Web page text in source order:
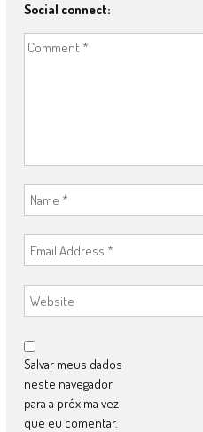
Social connect:
Salvar meus dados
neste navegador
para a próxima vez
que eu comentar.